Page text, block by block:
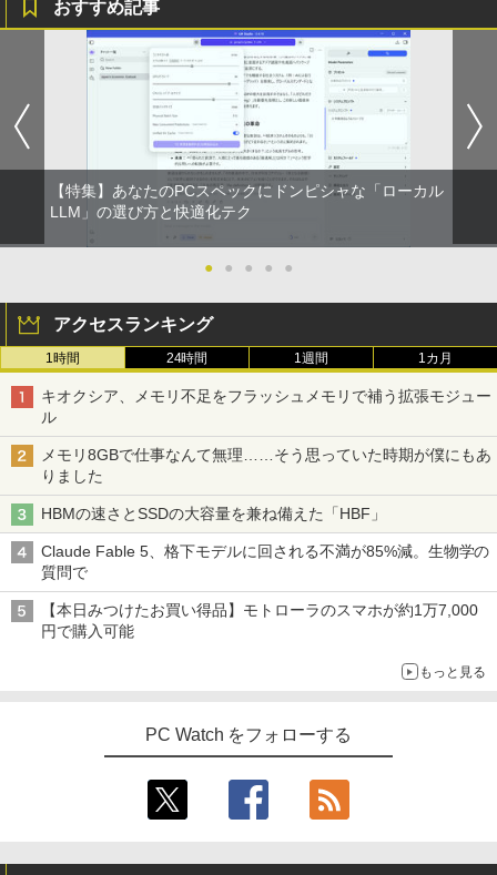
￥572
スーパーの裏でヤニ吸うふたり 9巻 (デジタル
版ビッグガンガンコミックス)
￥810
おすすめ記事
【特集】あなたのPCスペックにドンピシャな「ローカル
LLM」の選び方と快適化テク
● ● ● ● ●
アクセスランキング
1時間 24時間 1週間 1カ月
キオクシア、メモリ不足をフラッシュメモリで補う拡張モジュー
ル
メモリ8GBで仕事なんて無理……そう思っていた時期が僕にもあ
りました
HBMの速さとSSDの大容量を兼ね備えた「HBF」
Claude Fable 5、格下モデルに回される不満が85%減。生物学の
質問で
【本日みつけたお買い得品】モトローラのスマホが約1万7,000
円で購入可能
もっと見る
PC Watch をフォローする